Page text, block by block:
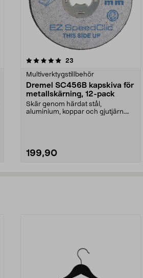
23
Multiverktygstillbehör
Dremel SC456B kapskiva för
metallskärning, 12-pack
Skär genom härdat stål,
aluminium, koppar och gjutjärn.
199,90
4.0 av 5 stjärnor